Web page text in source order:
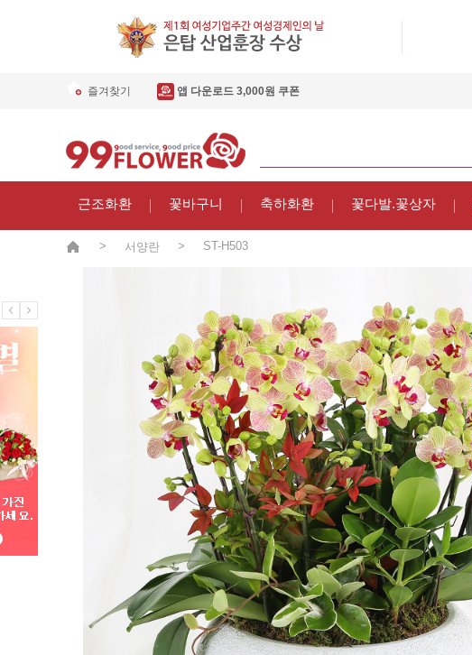
즐겨찾기 앱 다운로드 3,000원 쿠폰
근조화환 꽃바구니 축하화환 꽃다발.꽃상자
> 서양란 > ST-H503